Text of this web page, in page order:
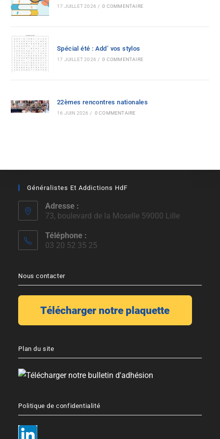
17 JUILLET 2026 / 0 COMMENTAIRE
Spécial été : Add’ vos stylos
17 JUILLET 2026 / 0 COMMENTAIRE
22èmes rencontres nationales
16 JUIN 2026 / 0 COMMENTAIRE
Généralistes Et Addictions HdF
Adresse :
73, boulevard de la Moselle 59000 Lille
Téléphone :
03 20 52 35 25
Nous contacter
Plan du site
Politique de confidentialité